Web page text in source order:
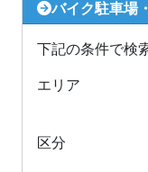
バイク駐車場
下記の条件で検
エリア
区分